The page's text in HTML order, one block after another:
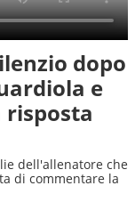
dopo
e
dell'allenatore che
di commentare la